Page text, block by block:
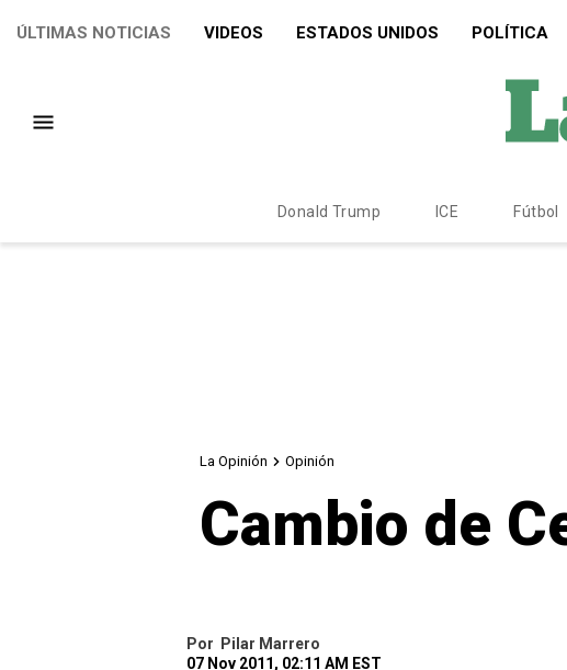
ÚLTIMAS NOTICIAS VIDEOS ESTADOS UNIDOS POLÍTICA
Donald Trump ICE Fútbol
La Opinión Opinión
Cambio de
Por
Pilar Marrero
07 Nov 2011, 02:11 AM EST